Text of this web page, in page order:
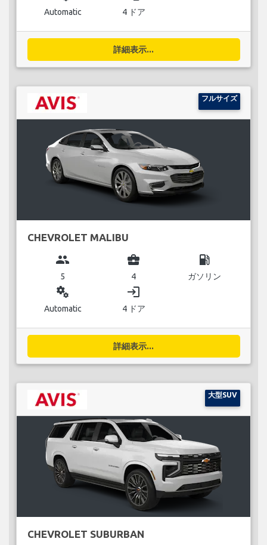
Automatic 4 ドア
詳細表示...
フルサイズ
CHEVROLET MALIBU
group
5
business_center
4
local_gas_station
ガソリン
miscellaneous_services
Automatic
login
4 ドア
詳細表示...
大型SUV
CHEVROLET SUBURBAN